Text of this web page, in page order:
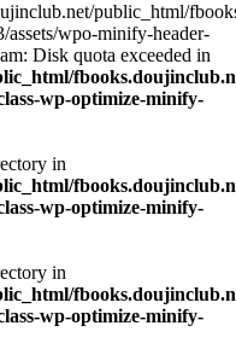
public_html/
wpo-minify-header-
Disk quota exceeded in
wp-optimize-minify-
in
wp-optimize-minify-
in
wp-optimize-minify-